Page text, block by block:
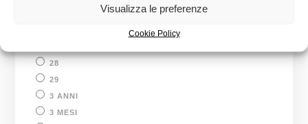
Visualizza le preferenze
Cookie Policy
28
29
3 ANNI
3 MESI